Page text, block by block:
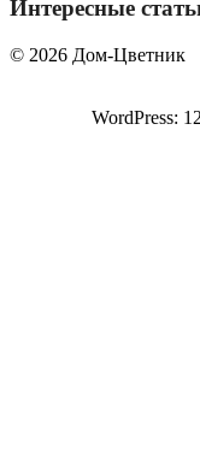
Интересные
© 2026 Дом-Цветник
WordPress: